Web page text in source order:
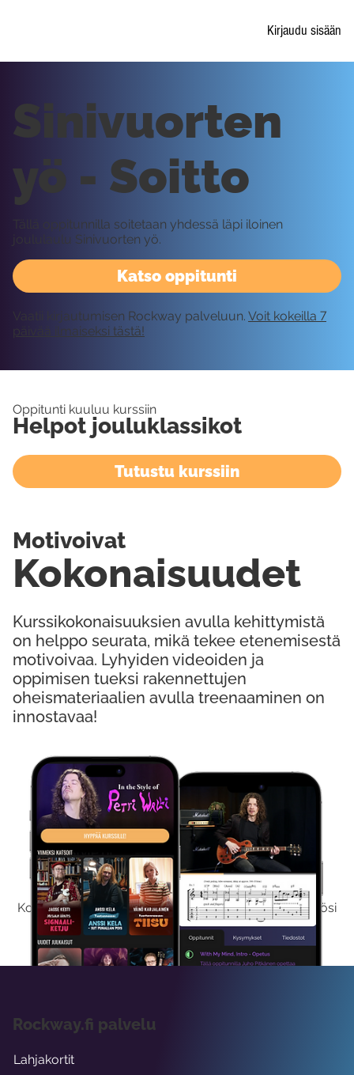
Kirjaudu sisään
Kokeile Ilmaiseksi
Kokeilemalla ilmaiseksi saat koko sisältömme käyttöösi
viikon ajaksi.
Katso oppitunti
Sinivuorten
yö - Soitto
Tällä oppitunnilla soitetaan yhdessä läpi iloinen
joululaulu Sinivuorten yö.
Vaatii kirjautumisen Rockway palveluun. Voit kokeilla 7
päivää ilmaiseksi tästä!
Oppitunti kuuluu kurssiin
Helpot jouluklassikot
Tutustu kurssiin
Kurssikokonaisuuksien avulla kehittymistä
on helppo seurata, mikä tekee etenemisestä
motivoivaa. Lyhyiden videoiden ja
oppimisen tueksi rakennettujen
oheismateriaalien avulla treenaaminen on
innostavaa!
Kokonaisuudet
Motivoivat
Rockway.fi palvelu
Lahjakortit